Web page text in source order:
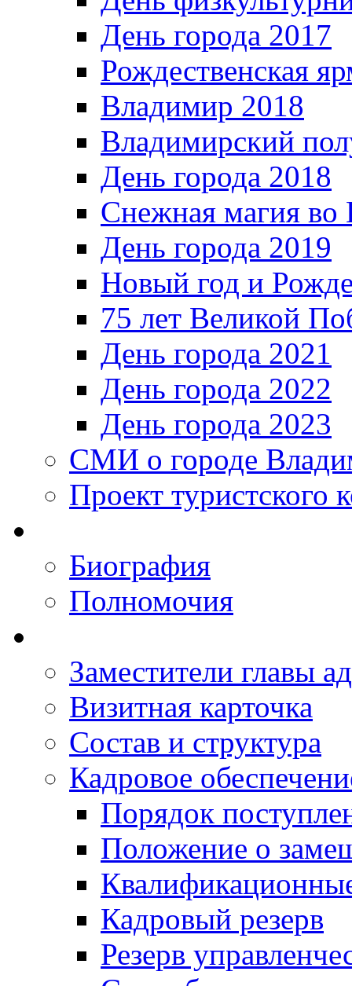
День города 2017
Рождественская
Владимир 2018
Владимирский
День города 2018
Снежная магия во
День города 2019
Новый год и
75 лет Великой
День города 2021
День города 2022
День города 2023
СМИ о городе
Проект туристского
Биография
Полномочия
Заместители главы
Визитная карточка
Состав и структура
Кадровое
Порядок
Положение о
Кадровый резерв
Резерв